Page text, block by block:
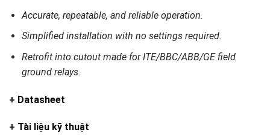
Accurate, repeatable, and reliable operation.
Simplified installation with no settings required.
Retrofit into cutout made for ITE/BBC/ABB/GE field
ground relays.
+ Datasheet
+ Tài liệu kỹ thuật